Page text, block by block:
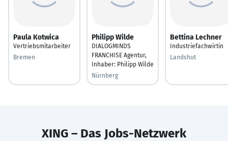
Paula Kotwica
Vertriebsmitarbeiter
Bremen
Philipp Wilde
DIALOGMINDS
FRANCHISE Agentur,
Inhaber: Philipp Wilde
Nürnberg
Bettina Lechner
Industriefachwirtin
Landshut
XING – Das Jobs-Netzwerk